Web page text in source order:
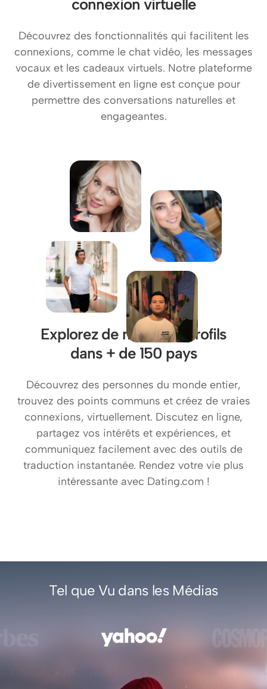
connexion virtuelle
Découvrez des fonctionnalités qui facilitent les
connexions, comme le chat vidéo, les messages
vocaux et les cadeaux virtuels. Notre plateforme
de divertissement en ligne est conçue pour
permettre des conversations naturelles et
engageantes.
Explorez de multiples profils
dans + de 150 pays
Découvrez des personnes du monde entier,
trouvez des points communs et créez de vraies
connexions, virtuellement. Discutez en ligne,
partagez vos intérêts et expériences, et
communiquez facilement avec des outils de
traduction instantanée. Rendez votre vie plus
intéressante avec Dating.com !
Tel que Vu dans les Médias